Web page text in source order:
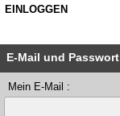
EINLOGGEN
E-Mail und Passwort
Mein E-Mail :